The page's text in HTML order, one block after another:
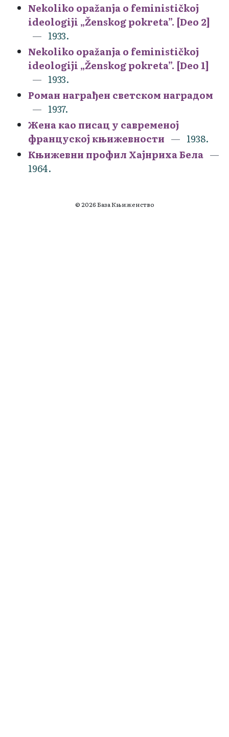
Nekoliko opažanja o feminističkoj
ideologiji „Ženskog pokreta”. [Deo 2]
1933.
Nekoliko opažanja o feminističkoj
ideologiji „Ženskog pokreta”. [Deo 1]
1933.
Роман награђен светском наградом
1937.
Жена као писац у савременој
француској књижевности
1938.
Књижевни профил Хајнриха Бела
1964.
© 2026 База Књиженство